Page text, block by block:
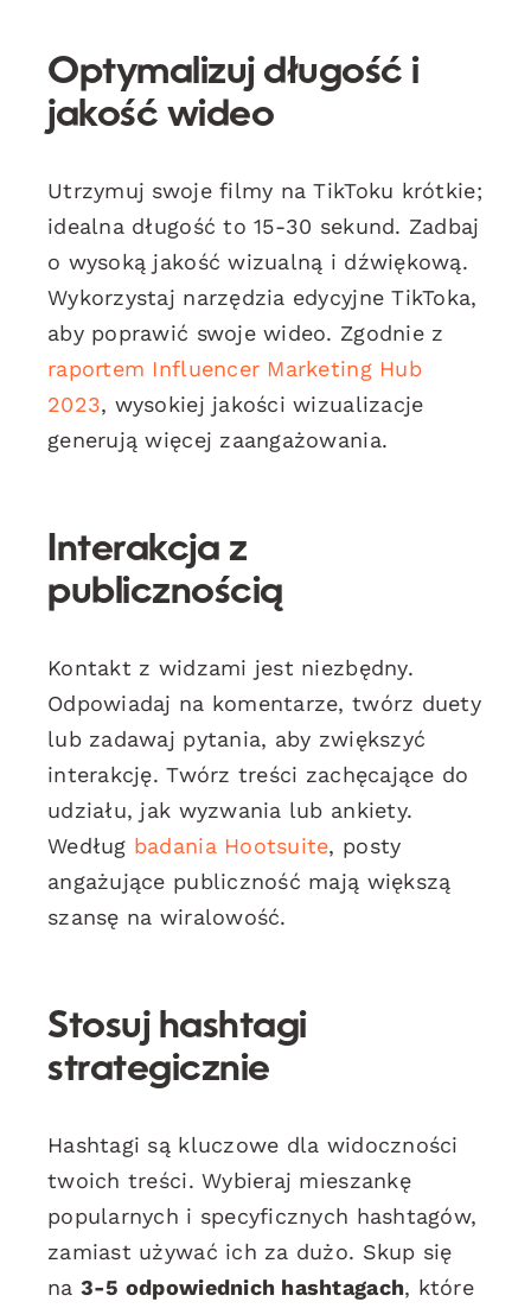
Optymalizuj długość i
jakość wideo
Utrzymuj swoje filmy na TikToku krótkie;
idealna długość to 15-30 sekund. Zadbaj
o wysoką jakość wizualną i dźwiękową.
Wykorzystaj narzędzia edycyjne TikToka,
aby poprawić swoje wideo. Zgodnie z
raportem Influencer Marketing Hub
2023, wysokiej jakości wizualizacje
generują więcej zaangażowania.
Interakcja z
publicznością
Kontakt z widzami jest niezbędny.
Odpowiadaj na komentarze, twórz duety
lub zadawaj pytania, aby zwiększyć
interakcję. Twórz treści zachęcające do
udziału, jak wyzwania lub ankiety.
Według badania Hootsuite, posty
angażujące publiczność mają większą
szansę na wiralowość.
Stosuj hashtagi
strategicznie
Hashtagi są kluczowe dla widoczności
twoich treści. Wybieraj mieszankę
popularnych i specyficznych hashtagów,
zamiast używać ich za dużo. Skup się
na 3-5 odpowiednich hashtagach, które